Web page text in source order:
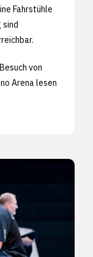
Fahrstühle
sind
von
Arena lesen